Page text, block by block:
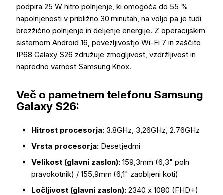
podpira 25 W hitro polnjenje, ki omogoča do 55 %
napolnjenosti v približno 30 minutah, na voljo pa je tudi
brezžično polnjenje in deljenje energije. Z operacijskim
sistemom Android 16, povezljivostjo Wi-Fi 7 in zaščito
IP68 Galaxy S26 združuje zmogljivost, vzdržljivost in
napredno varnost Samsung Knox.
Več o pametnem telefonu Samsung
Galaxy S26:
Hitrost procesorja: 3.8GHz, 3,26GHz, 2.76GHz
Vrsta procesorja: Desetjedrni
Velikost (glavni zaslon): 159,3mm (6,3" poln
pravokotnik) / 155,9mm (6,1" zaobljeni koti)
Ločljivost (glavni zaslon): 2340 x 1080 (FHD+)